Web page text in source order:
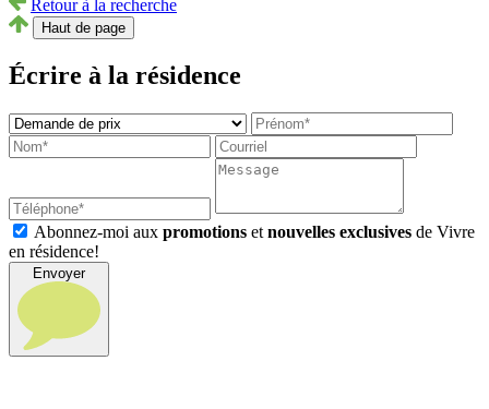
Retour à la recherche
Haut de page
Écrire à la résidence
Abonnez-moi aux promotions et nouvelles exclusives de Vivre
en résidence!
Envoyer